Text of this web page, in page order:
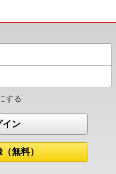
する
（無料）